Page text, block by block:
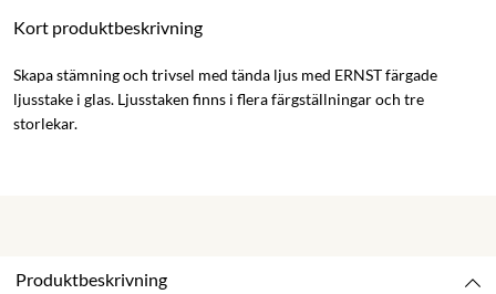
Kort produktbeskrivning
Skapa stämning och trivsel med tända ljus med ERNST färgade
ljusstake i glas. Ljusstaken finns i flera färgställningar och tre
storlekar.
Produktbeskrivning